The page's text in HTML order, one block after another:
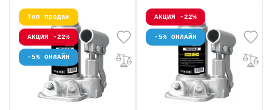
Топ продаж
АКЦИЯ -22%
-5% ОНЛАЙН
АКЦИЯ -22%
-5% ОНЛАЙН